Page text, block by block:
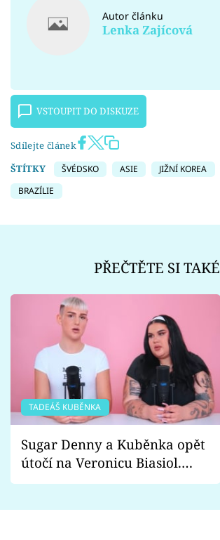
Autor článku
Lenka Zajícová
VSTOUPIT DO DISKUZE
Sdílejte článek
ŠTÍTKY
ŠVÉDSKO ASIE JIŽNÍ KOREA
BRAZÍLIE
PŘEČTĚTE SI TAKÉ
TADEÁŠ KUBĚNKA
Sugar Denny a Kuběnka opět
útočí na Veronicu Biasiol.
Proč je podle nich falešná a